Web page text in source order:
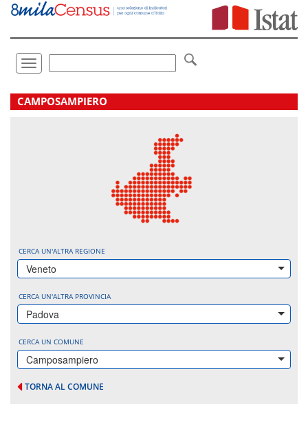
Vai
direttamente
Toggle
navigation
.
CAMPOSAMPIERO
CERCA UN'ALTRA REGIONE
Veneto
CERCA UN'ALTRA PROVINCIA
Padova
CERCA UN COMUNE
Camposampiero
TORNA AL COMUNE